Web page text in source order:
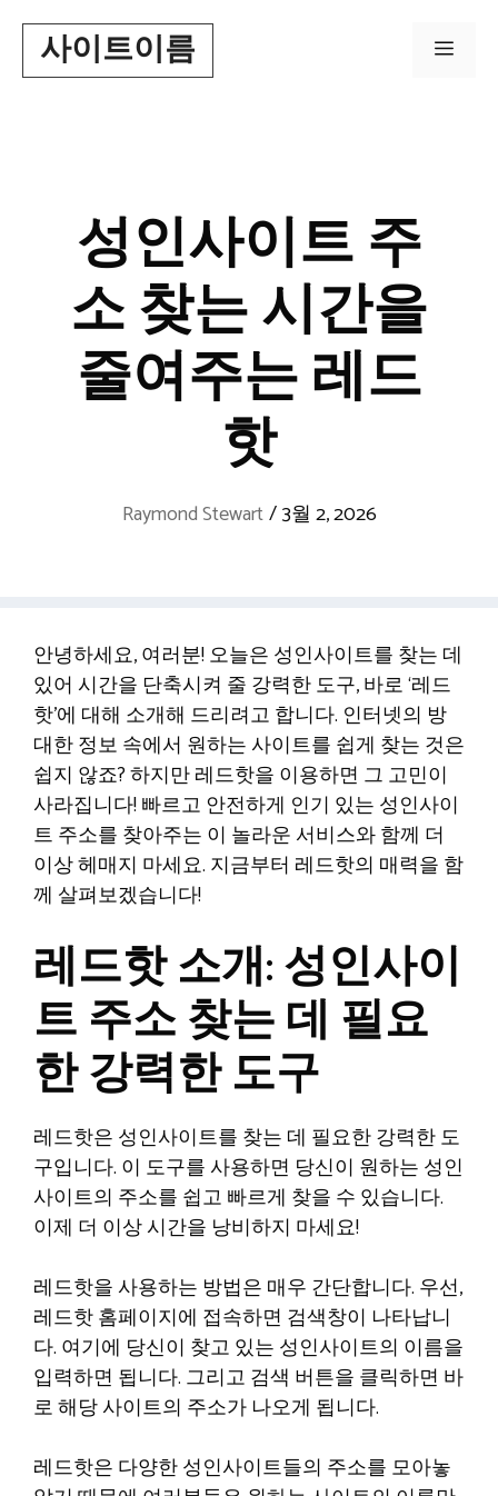
content사이트이름 Menu
성인사이트 주
소 찾는 시간을
줄여주는 레드
핫
Raymond Stewart/3월 2, 2026
안녕하세요, 여러분! 오늘은 성인사이트를 찾는 데
있어 시간을 단축시켜 줄 강력한 도구, 바로 ‘레드
핫’에 대해 소개해 드리려고 합니다. 인터넷의 방
대한 정보 속에서 원하는 사이트를 쉽게 찾는 것은
쉽지 않죠? 하지만 레드핫을 이용하면 그 고민이
사라집니다! 빠르고 안전하게 인기 있는 성인사이
트 주소를 찾아주는 이 놀라운 서비스와 함께 더
이상 헤매지 마세요. 지금부터 레드핫의 매력을 함
께 살펴보겠습니다!
레드핫 소개: 성인사이
트 주소 찾는 데 필요
한 강력한 도구
레드핫은 성인사이트를 찾는 데 필요한 강력한 도
구입니다. 이 도구를 사용하면 당신이 원하는 성인
사이트의 주소를 쉽고 빠르게 찾을 수 있습니다.
이제 더 이상 시간을 낭비하지 마세요!
레드핫을 사용하는 방법은 매우 간단합니다. 우선,
레드핫 홈페이지에 접속하면 검색창이 나타납니
다. 여기에 당신이 찾고 있는 성인사이트의 이름을
입력하면 됩니다. 그리고 검색 버튼을 클릭하면 바
로 해당 사이트의 주소가 나오게 됩니다.
레드핫은 다양한 성인사이트들의 주소를 모아놓